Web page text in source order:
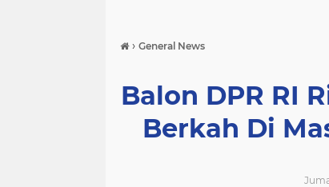
› General News
Balon DPR RI
Berkah Di